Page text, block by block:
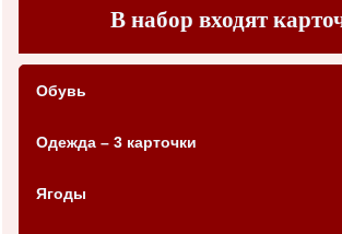
В набор входят
Обувь
Одежда – 3 карточки
Ягоды